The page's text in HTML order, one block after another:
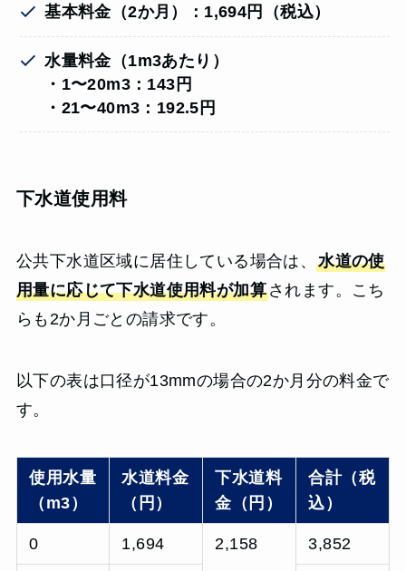
基本料金（2か月）：1,694円（税込）
水量料金（1m3あたり）
・1〜20m3：143円
・21〜40m3：192.5円
下水道使用料
公共下水道区域に居住している場合は、水道の使
用量に応じて下水道使用料が加算されます。こち
らも2か月ごとの請求です。
以下の表は口径が13mmの場合の2か月分の料金で
す。
使用水量
（m3）
水道料金
（円）
下水道料
金（円）
合計（税
込）
0 1,694 2,158 3,852